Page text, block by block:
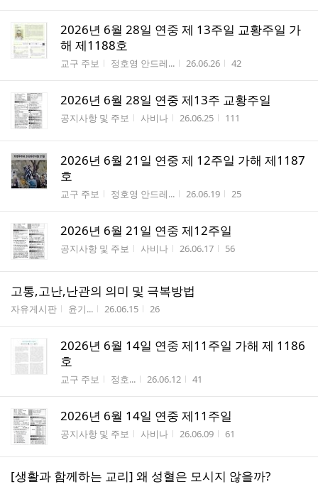
2026년 6월 28일 연중 제 13주일 교황주일 가
해 제1188호
게시판명
교구 주보 작성자
정호영 안드레... 작성시간
26.06.26 조회수
42
2026년 6월 28일 연중 제13주 교황주일
게시판명
공지사항 및 주보 작성자
사비나 작성시간
26.06.25 조회수
111
2026년 6월 21일 연중 제 12주일 가해 제1187
호
게시판명
교구 주보 작성자
정호영 안드레... 작성시간
26.06.19 조회수
25
2026년 6월 21일 연중 제12주일
게시판명
공지사항 및 주보 작성자
사비나 작성시간
26.06.17 조회수
56
고통,고난,난관의 의미 및 극복방법
게시판명
자유게시판 작성자
윤기... 작성시간
26.06.15 조회수
26
2026년 6월 14일 연중 제11주일 가해 제 1186
호
게시판명
교구 주보 작성자
정호... 작성시간
26.06.12 조회수
41
2026년 6월 14일 연중 제11주일
게시판명
공지사항 및 주보 작성자
사비나 작성시간
26.06.09 조회수
61
[생활과 함께하는 교리] 왜 성혈은 모시지 않을까?